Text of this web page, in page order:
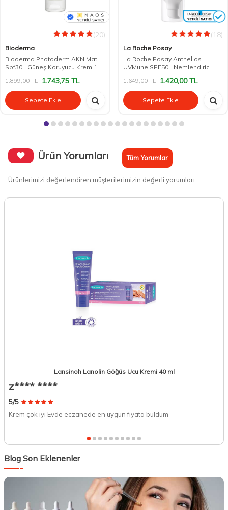
(20)
Bioderma
Bioderma Photoderm AKN Mat
Spf30+ Güneş Koruyucu Krem 150
ml
1.899,00TL 1.743,75 TL
Sepete Ekle
(18)
La Roche Posay
La Roche Posay Anthelios
UVMune SPF50+ Nemlendirici
Güneş Kremi 50 ml
1.649,00TL 1.420,00TL
Sepete Ekle
Ürün Yorumları Tüm Yorumlar
Ürünlerimizi değerlendiren müşterilerimizin değerli yorumları
Lansinoh Lanolin Göğüs Ucu Kremi 40 ml
z**** ****
5/5
Krem çok iyi Evde eczanede en uygun fiyata buldum
Blog Son Eklenenler